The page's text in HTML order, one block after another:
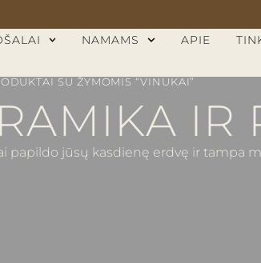
NAMAMS APIE
SU ŽYMOMIS “VINUKAI”
IR
papildo jūsų kasdienę erdvę ir tampa